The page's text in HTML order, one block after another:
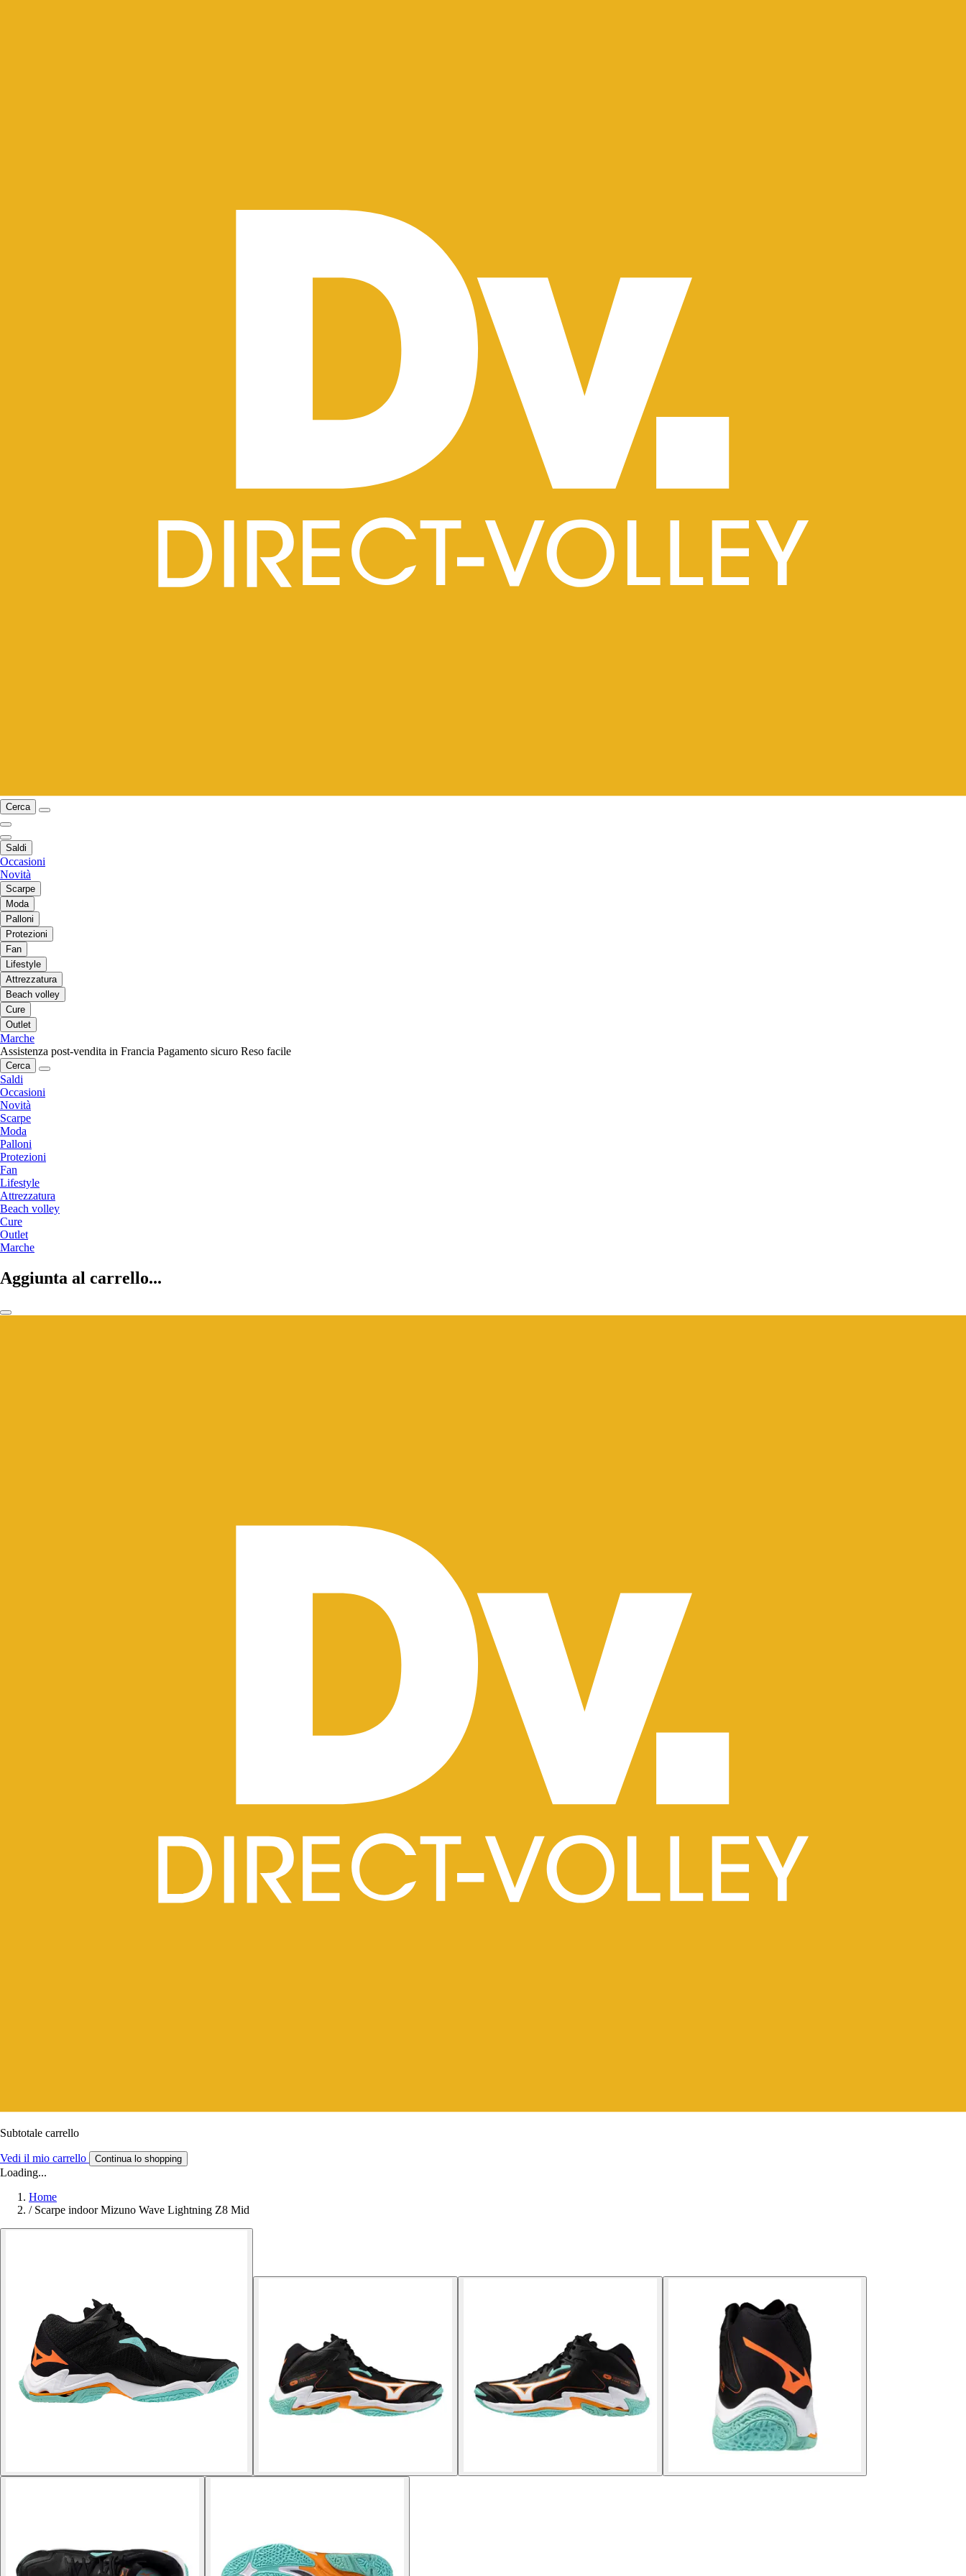
Cerca
Saldi
Occasioni
Novità
Scarpe
Moda
Palloni
Protezioni
Fan
Lifestyle
Attrezzatura
Beach volley
Cure
Outlet
Marche
Assistenza post-vendita in Francia Pagamento sicuro Reso facile
Cerca
Saldi
Occasioni
Novità
Scarpe
Moda
Palloni
Protezioni
Fan
Lifestyle
Attrezzatura
Beach volley
Cure
Outlet
Marche
Aggiunta al carrello...
Subtotale carrello
Vedi il mio carrello Continua lo shopping
Loading...
Home
/ Scarpe indoor Mizuno Wave Lightning Z8 Mid